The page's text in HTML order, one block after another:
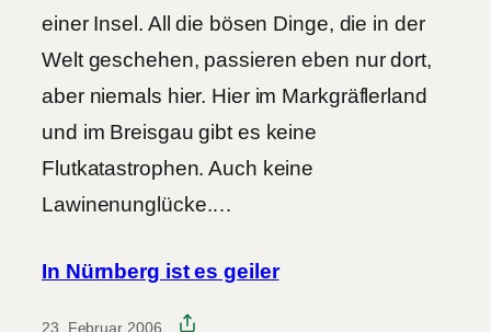
einer Insel. All die bösen Dinge, die in der
Welt geschehen, passieren eben nur dort,
aber niemals hier. Hier im Markgräflerland
und im Breisgau gibt es keine
Flutkatastrophen. Auch keine
Lawinenunglücke.…
In Nürnberg ist es geiler
23. Februar 2006